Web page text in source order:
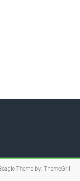
Theme by: ThemeGrill